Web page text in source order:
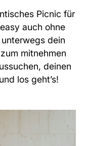
Picnic für
auch ohne
dein
zum mitnehmen
deinen
los geht’s!